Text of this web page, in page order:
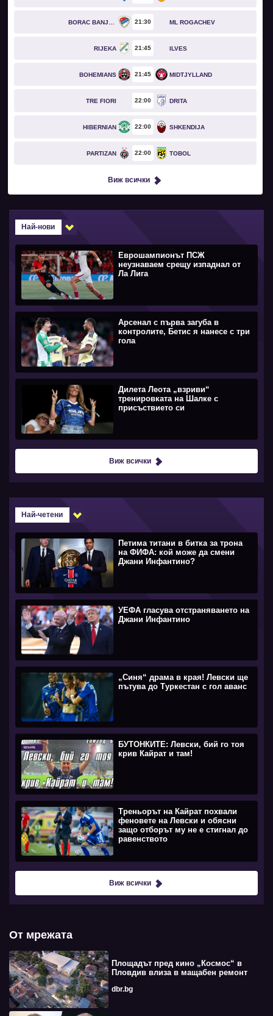
21 30 ML ROGACHEV
RIJEKA 21 45 ILVES
BOHEMIANS 21 45 MIDTJYLLAND
TRE FIORI 22 00 DRITA
HIBERNIAN 22 00 SHKENDIJA
PARTIZAN 22 00 TOBOL
Виж всички
Най-нови
Еврошампионът ПСЖ
неузнаваем срещу изпаднал от
Ла Лига
Арсенал с първа загуба в
контролите, Бетис я нанесе с три
гола
Дилета Леота „взриви“
тренировката на Шалке с
присъствието си
Виж всички
Най-четени
Петима титани в битка за трона
на ФИФА: кой може да смени
Джани Инфантино?
УЕФА гласува отстраняването на
Джани Инфантино
„Синя“ драма в края! Левски ще
пътува до Туркестан с гол аванс
БУТОНКИТЕ: Левски, бий го тоя
крив Кайрат и там!
Треньорът на Кайрат похвали
феновете на Левски и обясни
защо отборът му не е стигнал до
равенството
Виж всички
От мрежата
Площадът пред кино „Космос“ в
Пловдив влиза в мащабен ремонт
dbr.bg